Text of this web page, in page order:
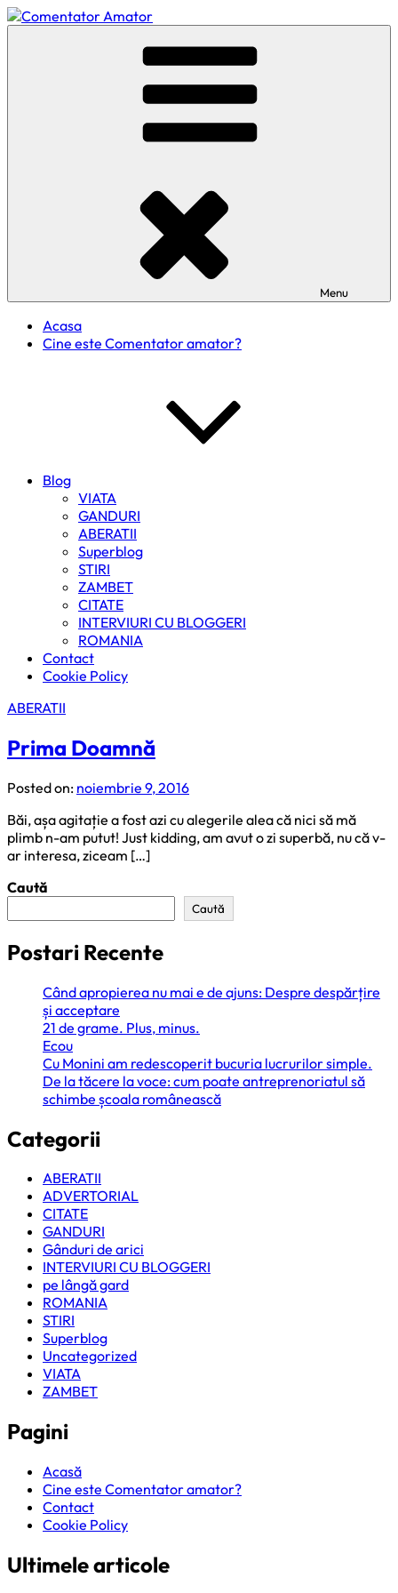
Skip
to
Menu
Acasa
Cine este Comentator amator?
Blog
VIATA
GANDURI
ABERATII
Superblog
STIRI
ZAMBET
CITATE
INTERVIURI CU BLOGGERI
ROMANIA
Contact
Cookie Policy
ABERATII
Prima Doamnă
Posted on: noiembrie 9, 2016
Băi, așa agitație a fost azi cu alegerile alea că nici să mă
plimb n-am putut! Just kidding, am avut o zi superbă, nu că v-
ar interesa, ziceam […]
Caută
Caută
Postari Recente
Când apropierea nu mai e de ajuns: Despre despărțire
și acceptare
21 de grame. Plus, minus.
Ecou
Cu Monini am redescoperit bucuria lucrurilor simple.
De la tăcere la voce: cum poate antreprenoriatul să
schimbe școala românească
Categorii
ABERATII
ADVERTORIAL
CITATE
GANDURI
Gânduri de arici
INTERVIURI CU BLOGGERI
pe lângă gard
ROMANIA
STIRI
Superblog
Uncategorized
VIATA
ZAMBET
Pagini
Acasă
Cine este Comentator amator?
Contact
Cookie Policy
Ultimele articole